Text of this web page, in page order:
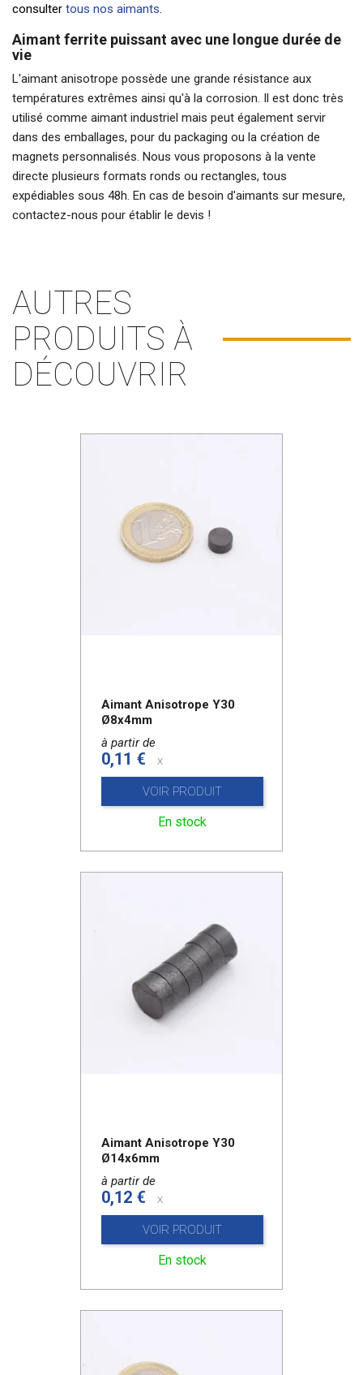
consulter tous nos aimants.
Aimant ferrite puissant avec une longue durée de
vie
L'aimant anisotrope possède une grande résistance aux
températures extrêmes ainsi qu'à la corrosion. Il est donc très
utilisé comme aimant industriel mais peut également servir
dans des emballages, pour du packaging ou la création de
magnets personnalisés. Nous vous proposons à la vente
directe plusieurs formats ronds ou rectangles, tous
expédiables sous 48h. En cas de besoin d'aimants sur mesure,
contactez-nous pour établir le devis !
AUTRES
PRODUITS À
DÉCOUVRIR
Aimant Anisotrope Y30
Ø8x4mm
à partir de
0,11 € x
VOIR PRODUIT
En stock
Aimant Anisotrope Y30
Ø14x6mm
à partir de
0,12 € x
VOIR PRODUIT
En stock